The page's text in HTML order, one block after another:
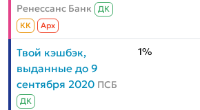
Ренессанс Банк
ДК
КК
Aрх
Твой кэшбэк,
выданные до 9
сентября 2020 ПСБ
ДК
1%